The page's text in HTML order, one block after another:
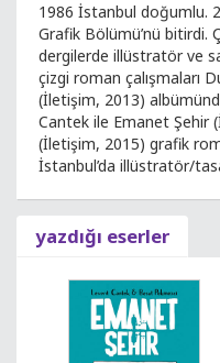
1986 İstanbul doğumlu.
Grafik Bölümü’nü bitirdi.
dergilerde illüstratör ve
çizgi roman çalışmaları
(İletişim, 2013)
Cantek ile Emanet Şehir
(İletişim, 2015) grafik
İstanbul’da illüstratör/
yazdığı eserler